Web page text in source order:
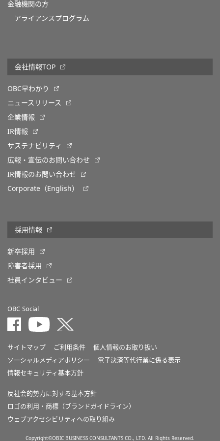
金融機関の方
アライアンスプログラム
会社情報TOP
OBC早わかり
ニュースリリース
企業情報
IR情報
サステナビリティ
広報・宣伝のお問い合わせ
IR情報のお問い合わせ
Corporate（English）
採用情報
新卒採用
障害者採用
社員インタビュー
OBC Social
サイトマップ ご利用条件
個人情報のお取り扱い
ソーシャルメディアポリシー
電子決済等代行業に係る表示
情報セキュリティ基本方針
反社会的勢力に対する基本方針
ロゴの利用・商標（ブランドガイドライン）
ウェブアクセシビリティへの取り組み
Copyright©OBIC BUSINESS CONSULTANTS CO., LTD. All Rights Reserved.